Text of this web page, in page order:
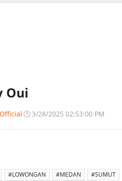
Oui
🕐 3/28/2025 02:53:00 PM
#LOWONGAN #MEDAN #SUMUT